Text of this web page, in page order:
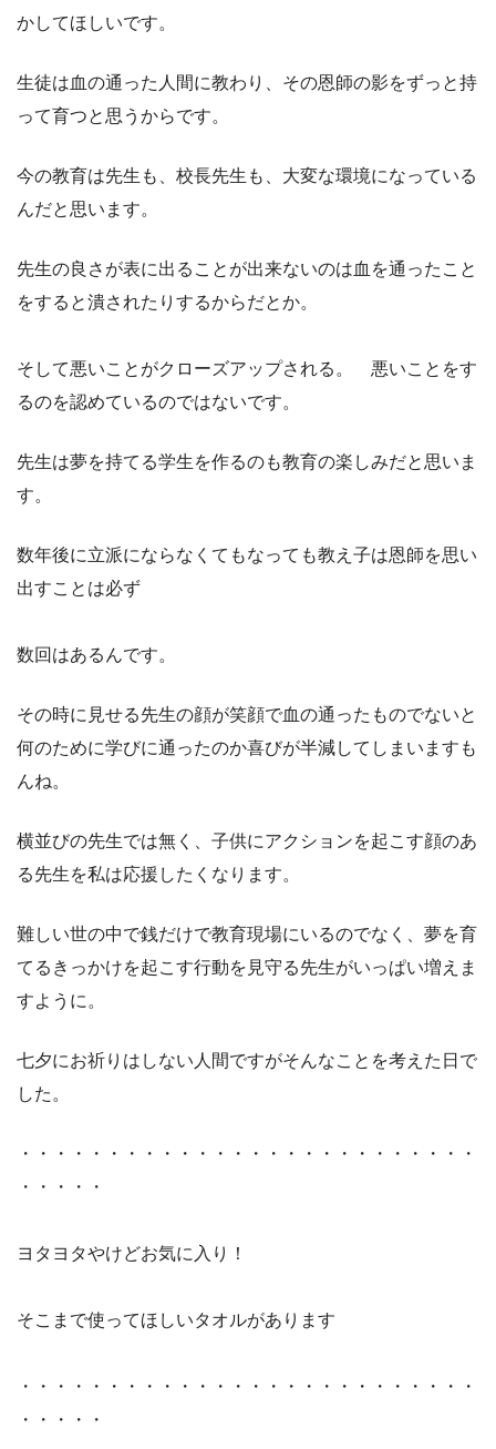
かしてほしいです。
生徒は血の通った人間に教わり、その恩師の影をずっと持
って育つと思うからです。
今の教育は先生も、校長先生も、大変な環境になっている
んだと思います。
先生の良さが表に出ることが出来ないのは血を通ったこと
をすると潰されたりするからだとか。
そして悪いことがクローズアップされる。 悪いことをす
るのを認めているのではないです。
先生は夢を持てる学生を作るのも教育の楽しみだと思いま
す。
数年後に立派にならなくてもなっても教え子は恩師を思い
出すことは必ず
数回はあるんです。
その時に見せる先生の顔が笑顔で血の通ったものでないと
何のために学びに通ったのか喜びが半減してしまいますも
んね。
横並びの先生では無く、子供にアクションを起こす顔のあ
る先生を私は応援したくなります。
難しい世の中で銭だけで教育現場にいるのでなく、夢を育
てるきっかけを起こす行動を見守る先生がいっぱい増えま
すように。
七夕にお祈りはしない人間ですがそんなことを考えた日で
した。
・・・・・・・・・・・・・・・・・・・・・・・・・・
・・・・・
ヨタヨタやけどお気に入り！
そこまで使ってほしいタオルがあります
・・・・・・・・・・・・・・・・・・・・・・・・・・
・・・・・